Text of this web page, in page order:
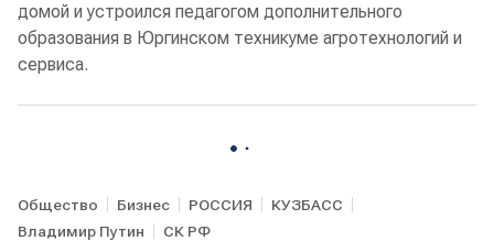
домой и устроился педагогом дополнительного
образования в Юргинском техникуме агротехнологий и
сервиса.
Общество Бизнес РОССИЯ
КУЗБАСС
Владимир Путин
СК РФ